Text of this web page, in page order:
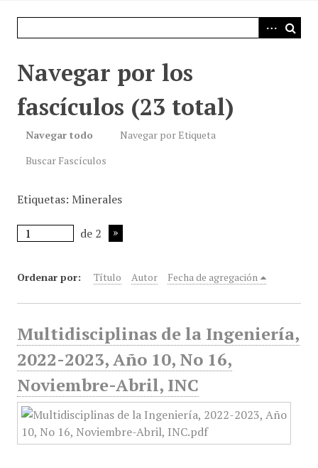
Navegar por los
fascículos (23 total)
Navegar todo
Navegar por Etiqueta
Buscar Fascículos
Etiquetas: Minerales
de 2
Ordenar por: Título Autor Fecha de agregación
Multidisciplinas de la Ingeniería,
2022-2023, Año 10, No 16,
Noviembre-Abril, INC